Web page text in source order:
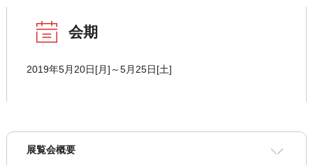
会期
2019年5月20日[月]～5月25日[土]
展覧会概要